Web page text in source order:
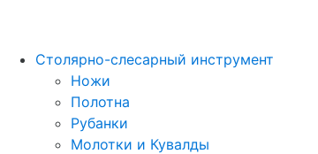
Столярно-слесарный инструмент
Ножи
Полотна
Рубанки
Молотки и Кувалды